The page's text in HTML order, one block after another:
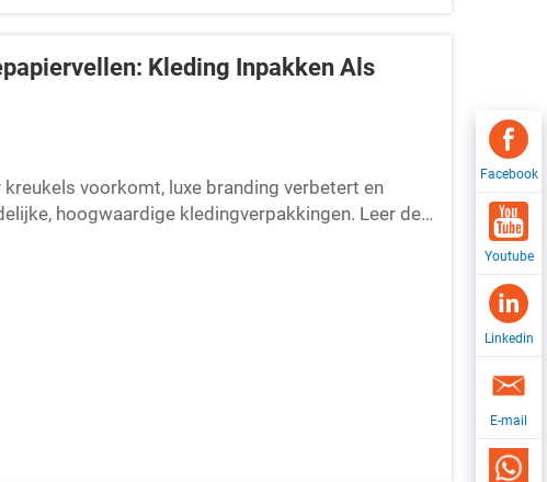
Kleding Inpakken Als
voorkomt, luxe branding verbetert en
hoogwaardige kledingverpakkingen. Leer de
Facebook
Youtube
Linkedin
E-mail